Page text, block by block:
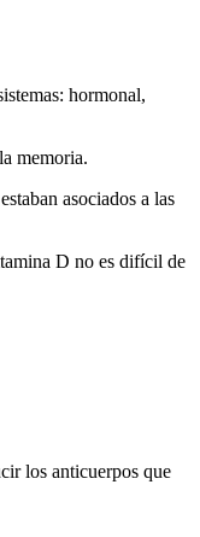
hormonal,
memoria.
asociados a las
D no es difícil de
los anticuerpos que